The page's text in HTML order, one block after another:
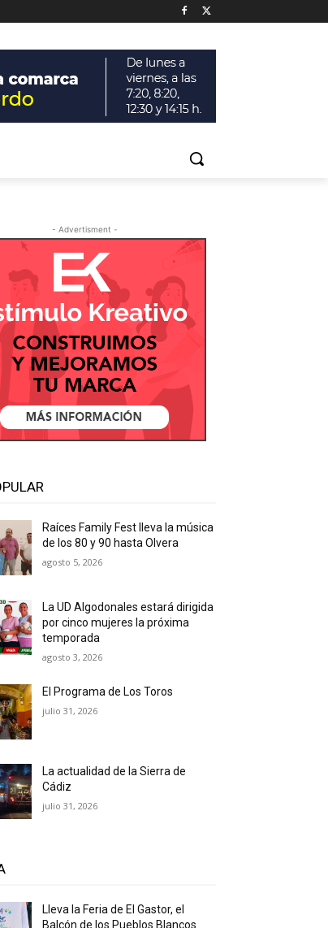
- Advertisment -
Raíces Family Fest lleva la música
de los 80 y 90 hasta Olvera
agosto 5, 2026
La UD Algodonales estará dirigida
por cinco mujeres la próxima
temporada
agosto 3, 2026
El Programa de Los Toros
julio 31, 2026
La actualidad de la Sierra de
Cádiz
julio 31, 2026
Lleva la Feria de El Gastor, el
Balcón de los Pueblos Blancos